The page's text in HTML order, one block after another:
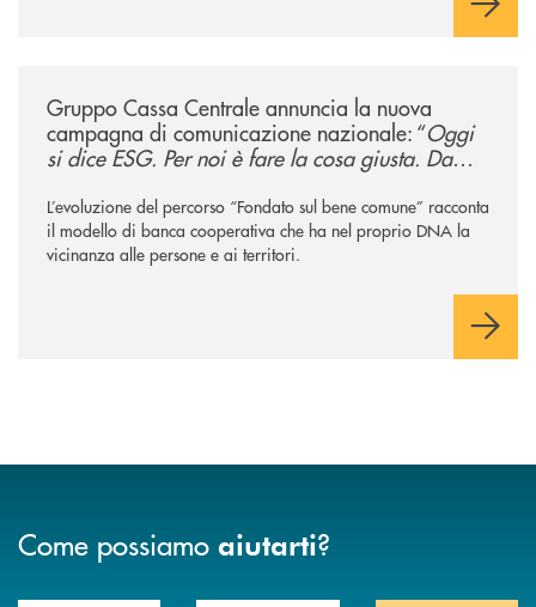
Gruppo Cassa Centrale annuncia la nuova
campagna di comunicazione nazionale: “Oggi
si dice ESG. Per noi è fare la cosa giusta. Da
L’evoluzione del percorso “Fondato sul bene comune” racconta
il modello di banca cooperativa che ha nel proprio DNA la
vicinanza alle persone e ai territori.
Come possiamo aiutarti?